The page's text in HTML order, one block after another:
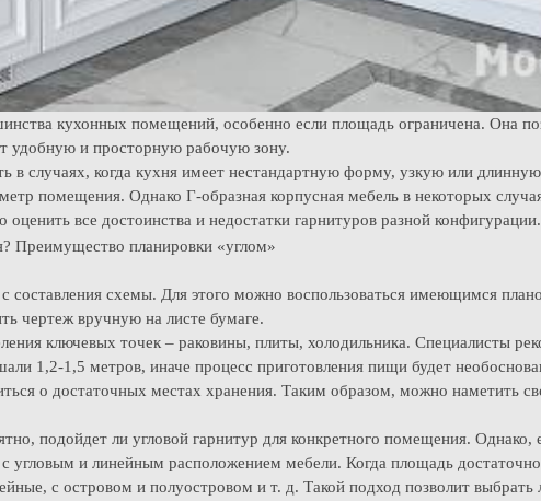
кухонных помещений, особенно если площадь ограничена. Она
удобную и просторную рабочую зону.
в случаях, когда кухня имеет нестандартную форму, узкую или
помещения. Однако Г-образная корпусная мебель в некоторых
оценить все достоинства и недостатки гарнитуров разной конфигурации.
составления схемы. Для этого можно воспользоваться имеющимся
чертеж вручную на листе бумаге.
ключевых точек – раковины, плиты, холодильника. Специалисты
1,2-1,5 метров, иначе процесс приготовления пищи будет
о достаточных местах хранения. Таким образом, можно наметить
подойдет ли угловой гарнитур для конкретного помещения.
с угловым и линейным расположением мебели. Когда площадь
с островом и полуостровом и т. д. Такой подход позволит